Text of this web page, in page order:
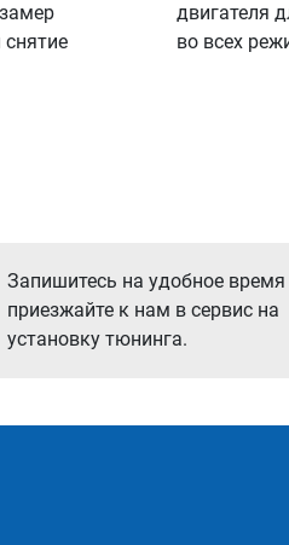
двигателя
во всех
Запишитесь на удобное время
приезжайте к нам в сервис на
установку тюнинга.